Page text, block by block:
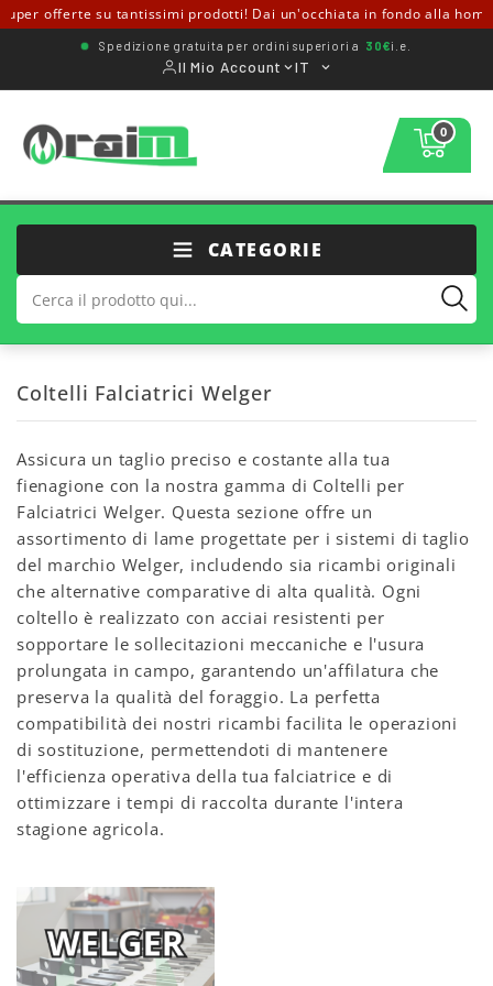
offerte su tantissimi prodotti! Dai un'occhiata in fondo alla home
Spedizione gratuita per ordini superiori a 30€i.e.
Il Mio Account IT
0
CATEGORIE
Coltelli Falciatrici Welger
Assicura un taglio preciso e costante alla tua
fienagione con la nostra gamma di Coltelli per
Falciatrici Welger. Questa sezione offre un
assortimento di lame progettate per i sistemi di taglio
del marchio Welger, includendo sia ricambi originali
che alternative comparative di alta qualità. Ogni
coltello è realizzato con acciai resistenti per
sopportare le sollecitazioni meccaniche e l'usura
prolungata in campo, garantendo un'affilatura che
preserva la qualità del foraggio. La perfetta
compatibilità dei nostri ricambi facilita le operazioni
di sostituzione, permettendoti di mantenere
l'efficienza operativa della tua falciatrice e di
ottimizzare i tempi di raccolta durante l'intera
stagione agricola.